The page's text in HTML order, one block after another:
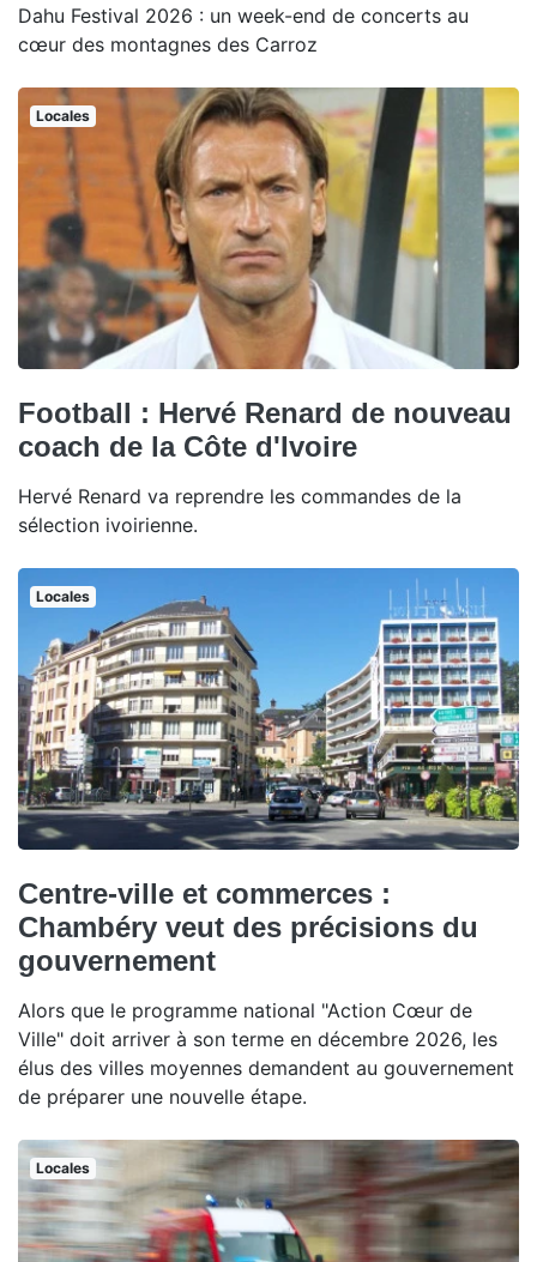
Dahu Festival 2026 : un week-end de concerts au
cœur des montagnes des Carroz
Locales
Football : Hervé Renard de nouveau
coach de la Côte d'Ivoire
Hervé Renard va reprendre les commandes de la
sélection ivoirienne.
Locales
Centre-ville et commerces :
Chambéry veut des précisions du
gouvernement
Alors que le programme national "Action Cœur de
Ville" doit arriver à son terme en décembre 2026, les
élus des villes moyennes demandent au gouvernement
de préparer une nouvelle étape.
Locales